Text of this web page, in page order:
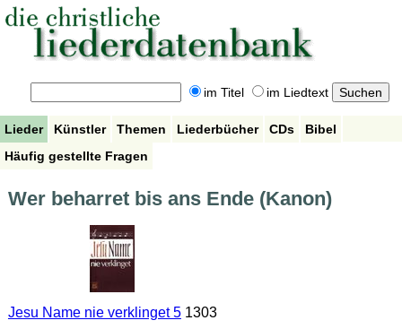
im Titel im Liedtext
Lieder Künstler Themen Liederbücher CDs
Bibel
Häufig gestellte Fragen
Wer beharret bis ans Ende (Kanon)
Jesu Name nie verklinget 51303